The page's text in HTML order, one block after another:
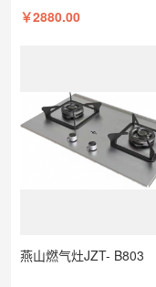
￥2880.00
燕山燃气灶JZT- B803